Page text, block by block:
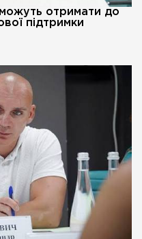
можуть отримати до
підтримки